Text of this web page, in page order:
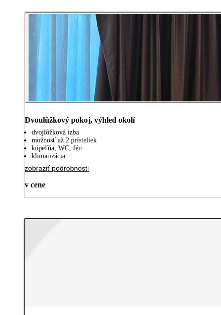
Dvoulůžkový pokoj, výhled okolí
dvojlôžková izba
možnosť až 2 prísteliek
kúpeľňa, WC, fén
klimatizácia
zobraziť podrobnosti
v cene